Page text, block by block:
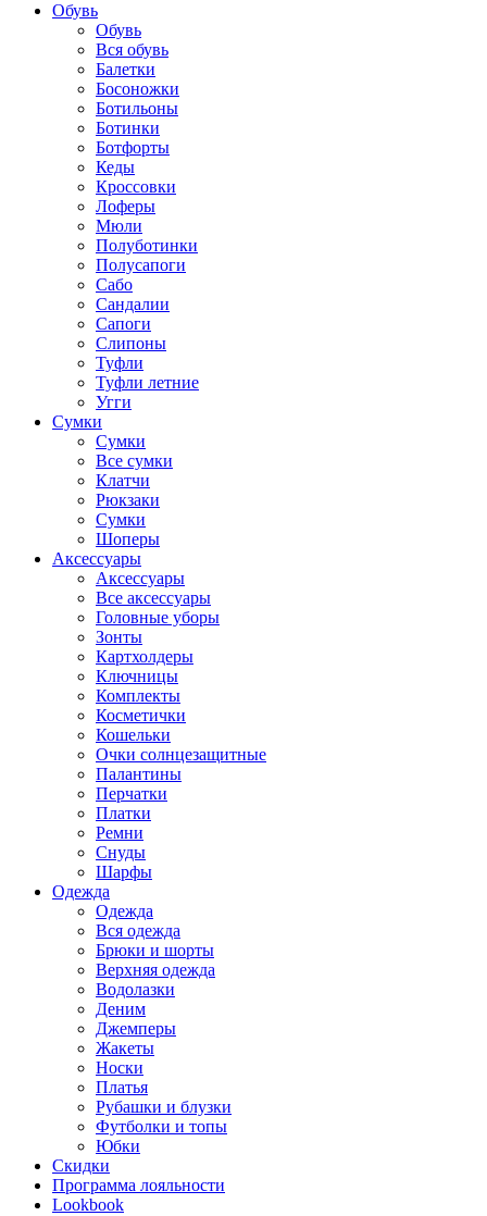
Обувь
Обувь
Вся обувь
Балетки
Босоножки
Ботильоны
Ботинки
Ботфорты
Кеды
Кроссовки
Лоферы
Мюли
Полуботинки
Полусапоги
Сабо
Сандалии
Сапоги
Слипоны
Туфли
Туфли летние
Угги
Сумки
Сумки
Все сумки
Клатчи
Рюкзаки
Сумки
Шоперы
Аксессуары
Аксессуары
Все аксессуары
Головные уборы
Зонты
Картхолдеры
Ключницы
Комплекты
Косметички
Кошельки
Очки солнцезащитные
Палантины
Перчатки
Платки
Ремни
Снуды
Шарфы
Одежда
Одежда
Вся одежда
Брюки и шорты
Верхняя одежда
Водолазки
Деним
Джемперы
Жакеты
Носки
Платья
Рубашки и блузки
Футболки и топы
Юбки
Скидки
Программа лояльности
Lookbook